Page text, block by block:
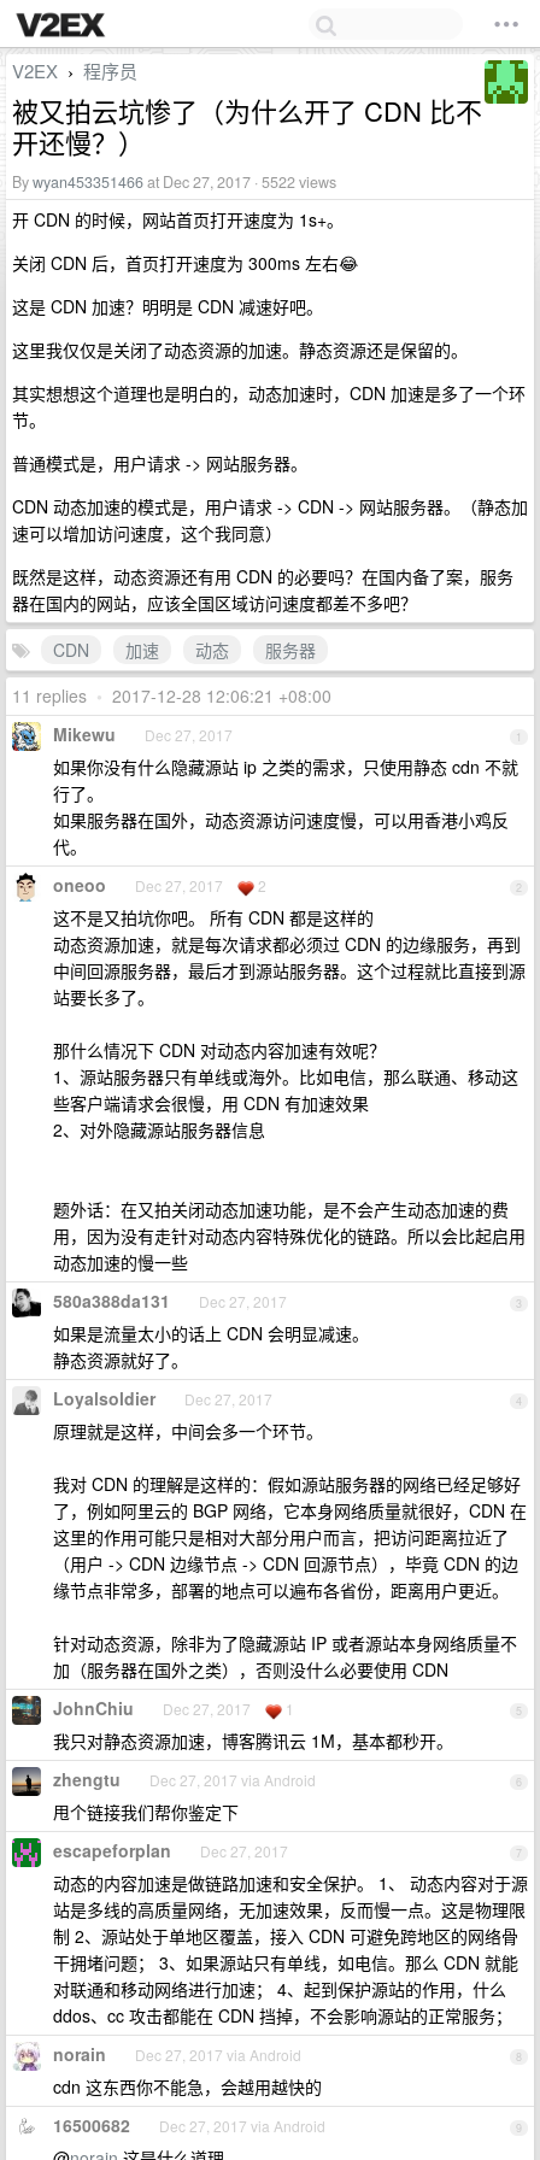
V2EX › 程序员
被又拍云坑惨了（为什么开了 CDN 比不
开还慢？）
Bywyan453351466at Dec 27, 2017 · 5522 views
开 CDN 的时候，网站首页打开速度为 1s+。
关闭 CDN 后，首页打开速度为 300ms 左右😂
这是 CDN 加速？明明是 CDN 减速好吧。
这里我仅仅是关闭了动态资源的加速。静态资源还是保留的。
其实想想这个道理也是明白的，动态加速时，CDN 加速是多了一个环
节。
普通模式是，用户请求 -> 网站服务器。
CDN 动态加速的模式是，用户请求 -> CDN -> 网站服务器。（静态加
速可以增加访问速度，这个我同意）
既然是这样，动态资源还有用 CDN 的必要吗？在国内备了案，服务
器在国内的网站，应该全国区域访问速度都差不多吧？
CDN
加速 动态
服务器
11 replies • 2017-12-28 12:06:21 +08:00
1
Mikewu Dec 27, 2017
如果你没有什么隐藏源站 ip 之类的需求，只使用静态 cdn 不就
行了。
如果服务器在国外，动态资源访问速度慢，可以用香港小鸡反
代。
2
oneoo Dec 27, 2017 2
这不是又拍坑你吧。 所有 CDN 都是这样的
动态资源加速，就是每次请求都必须过 CDN 的边缘服务，再到
中间回源服务器，最后才到源站服务器。这个过程就比直接到源
站要长多了。
那什么情况下 CDN 对动态内容加速有效呢？
1、源站服务器只有单线或海外。比如电信，那么联通、移动这
些客户端请求会很慢，用 CDN 有加速效果
2、对外隐藏源站服务器信息
题外话：在又拍关闭动态加速功能，是不会产生动态加速的费
用，因为没有走针对动态内容特殊优化的链路。所以会比起启用
动态加速的慢一些
3
580a388da131 Dec 27, 2017
如果是流量太小的话上 CDN 会明显减速。
静态资源就好了。
4
Loyalsoldier Dec 27, 2017
原理就是这样，中间会多一个环节。
我对 CDN 的理解是这样的：假如源站服务器的网络已经足够好
了，例如阿里云的 BGP 网络，它本身网络质量就很好，CDN 在
这里的作用可能只是相对大部分用户而言，把访问距离拉近了
（用户 -> CDN 边缘节点 -> CDN 回源节点），毕竟 CDN 的边
缘节点非常多，部署的地点可以遍布各省份，距离用户更近。
针对动态资源，除非为了隐藏源站 IP 或者源站本身网络质量不
加（服务器在国外之类），否则没什么必要使用 CDN
5
JohnChiu Dec 27, 2017 1
我只对静态资源加速，博客腾讯云 1M，基本都秒开。
6
zhengtu Dec 27, 2017 via Android
甩个链接我们帮你鉴定下
7
escapeforplan Dec 27, 2017
动态的内容加速是做链路加速和安全保护。 1、 动态内容对于源
站是多线的高质量网络，无加速效果，反而慢一点。这是物理限
制 2、源站处于单地区覆盖，接入 CDN 可避免跨地区的网络骨
干拥堵问题； 3、如果源站只有单线，如电信。那么 CDN 就能
对联通和移动网络进行加速； 4、起到保护源站的作用，什么
ddos、cc 攻击都能在 CDN 挡掉，不会影响源站的正常服务；
8
norain Dec 27, 2017 via Android
cdn 这东西你不能急，会越用越快的
9
16500682 Dec 27, 2017 via Android